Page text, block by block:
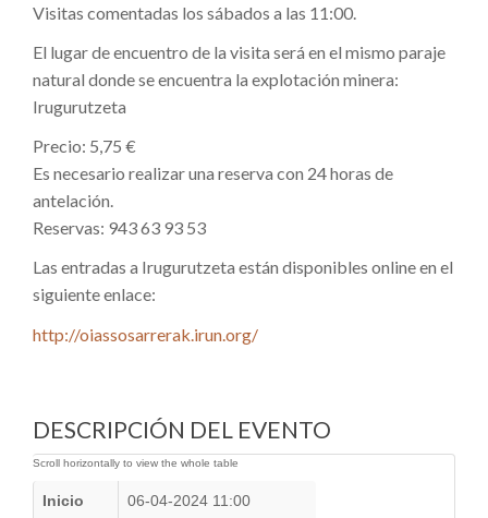
Visitas comentadas los sábados a las 11:00.
El lugar de encuentro de la visita será en el mismo paraje
natural donde se encuentra la explotación minera:
Irugurutzeta
Precio: 5,75 €
Es necesario realizar una reserva con 24 horas de
antelación.
Reservas: 943 63 93 53
Las entradas a Irugurutzeta están disponibles online en el
siguiente enlace:
http://oiassosarrerak.irun.org/
DESCRIPCIÓN DEL EVENTO
Inicio 06-04-2024 11:00